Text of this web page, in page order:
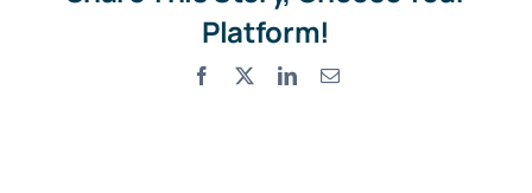
Platform!
Facebook LinkedInEmail